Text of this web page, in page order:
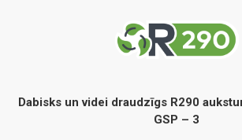
Dabisks un videi draudzīgs R290
GSP – 3